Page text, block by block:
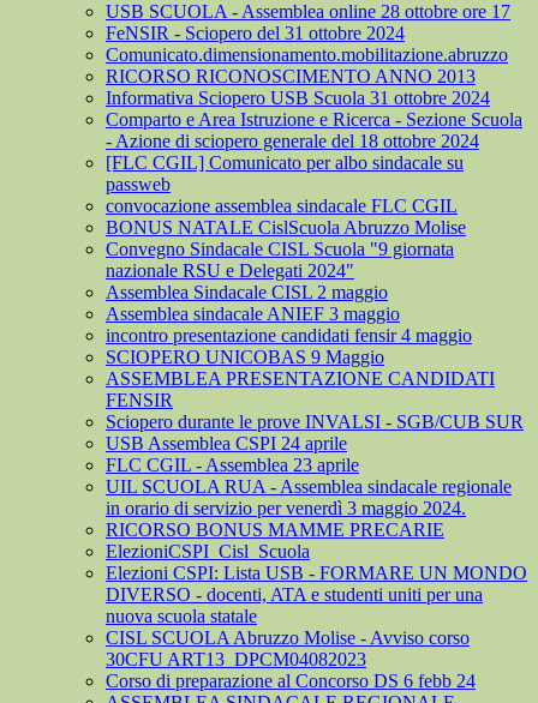
USB SCUOLA - Assemblea online 28 ottobre ore 17
FeNSIR - Sciopero del 31 ottobre 2024
Comunicato.dimensionamento.mobilitazione.abruzzo
RICORSO RICONOSCIMENTO ANNO 2013
Informativa Sciopero USB Scuola 31 ottobre 2024
Comparto e Area Istruzione e Ricerca - Sezione Scuola
- Azione di sciopero generale del 18 ottobre 2024
[FLC CGIL] Comunicato per albo sindacale su
passweb
convocazione assemblea sindacale FLC CGIL
BONUS NATALE CislScuola Abruzzo Molise
Convegno Sindacale CISL Scuola "9 giornata
nazionale RSU e Delegati 2024"
Assemblea Sindacale CISL 2 maggio
Assemblea sindacale ANIEF 3 maggio
incontro presentazione candidati fensir 4 maggio
SCIOPERO UNICOBAS 9 Maggio
ASSEMBLEA PRESENTAZIONE CANDIDATI
FENSIR
Sciopero durante le prove INVALSI - SGB/CUB SUR
USB Assemblea CSPI 24 aprile
FLC CGIL - Assemblea 23 aprile
UIL SCUOLA RUA - Assemblea sindacale regionale
in orario di servizio per venerdì 3 maggio 2024.
RICORSO BONUS MAMME PRECARIE
ElezioniCSPI_Cisl_Scuola
Elezioni CSPI: Lista USB - FORMARE UN MONDO
DIVERSO - docenti, ATA e studenti uniti per una
nuova scuola statale
CISL SCUOLA Abruzzo Molise - Avviso corso
30CFU ART13_DPCM04082023
Corso di preparazione al Concorso DS 6 febb 24